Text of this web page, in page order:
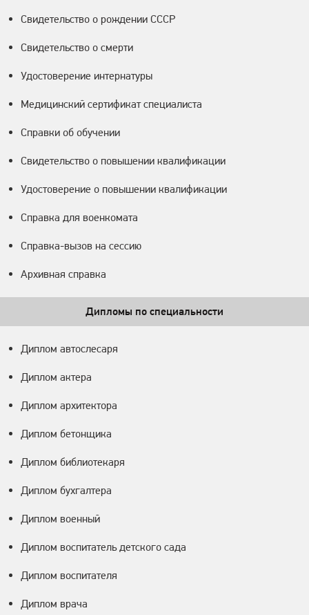
Свидетельство о рождении СССР
Свидетельство о смерти
Удостоверение интернатуры
Медицинский сертификат специалиста
Справки об обучении
Свидетельство о повышении квалификации
Удостоверение о повышении квалификации
Справка для военкомата
Справка-вызов на сессию
Архивная справка
Дипломы по специальности
Диплом автослесаря
Диплом актера
Диплом архитектора
Диплом бетонщика
Диплом библиотекаря
Диплом бухгалтера
Диплом военный
Диплом воспитатель детского сада
Диплом воспитателя
Диплом врача